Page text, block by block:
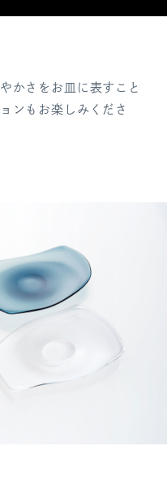
かさをお皿に表すこと
ンもお楽しみくださ